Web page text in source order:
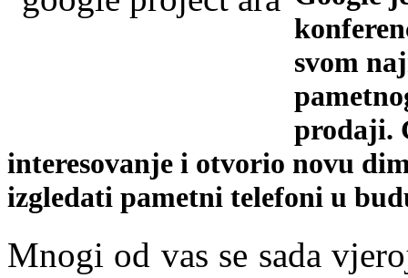
svom
prodaji.
interesovanje i otvorio novu
izgledati pametni telefoni u
Mnogi od vas se sada